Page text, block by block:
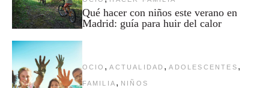
Qué hacer con niños este verano en
Madrid: guía para huir del calor
OCIO , ACTUALIDAD , ADOLESCENTES ,
FAMILIA , NIÑOS